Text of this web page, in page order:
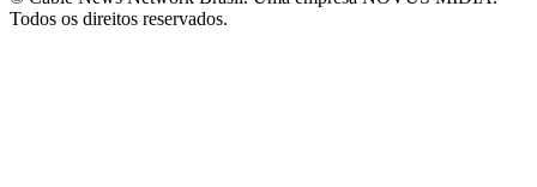
Todos os direitos reservados.